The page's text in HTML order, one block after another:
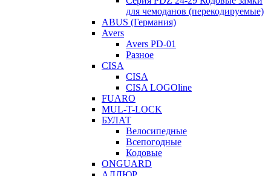
для чемоданов (перекодируемые)
ABUS (Германия)
Avers
Avers PD-01
Разное
CISA
CISA
CISA LOGOline
FUARO
MUL-T-LOCK
БУЛАТ
Велосипедные
Всепогодные
Кодовые
ONGUARD